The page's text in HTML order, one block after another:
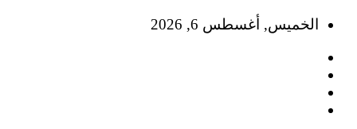
Skip
content
الخميس, أغسطس 6, 2026